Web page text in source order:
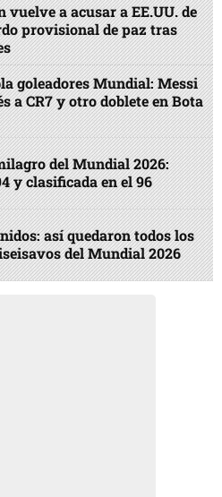
vuelve a acusar a EE.UU. de
provisional de paz tras
goleadores Mundial: Messi
a CR7 y otro doblete en Bota
del Mundial 2026:
y clasificada en el 96
así quedaron todos los
del Mundial 2026